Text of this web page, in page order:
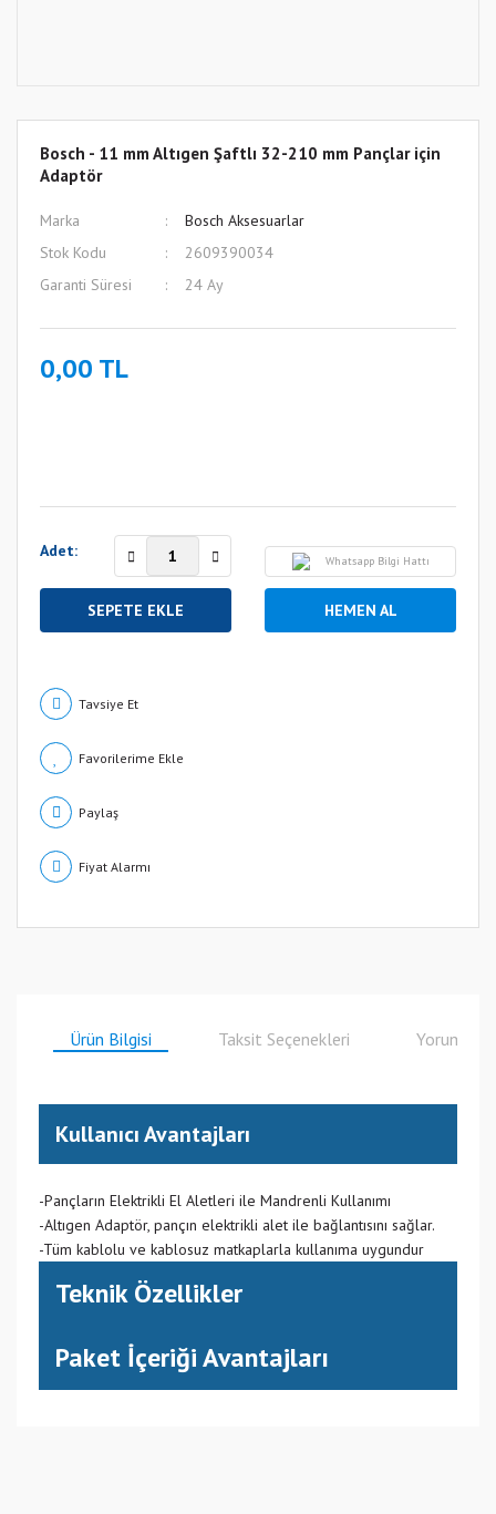
Bosch - 11 mm Altıgen Şaftlı 32-210 mm Pançlar için
Adaptör
Marka
Bosch Aksesuarlar
Stok Kodu
2609390034
Garanti Süresi
24 Ay
0,00 TL
Adet:
Whatsapp Bilgi Hattı
SEPETE EKLE HEMEN AL
Tavsiye Et
Paylaş
Fiyat Alarmı
Ürün Bilgisi Taksit Seçenekleri Yorumlar
Kullanıcı Avantajları
-Pançların Elektrikli El Aletleri ile Mandrenli Kullanımı
-Altıgen Adaptör, pançın elektrikli alet ile bağlantısını sağlar.
-Tüm kablolu ve kablosuz matkaplarla kullanıma uygundur
Teknik Özellikler
Paket İçeriği Avantajları